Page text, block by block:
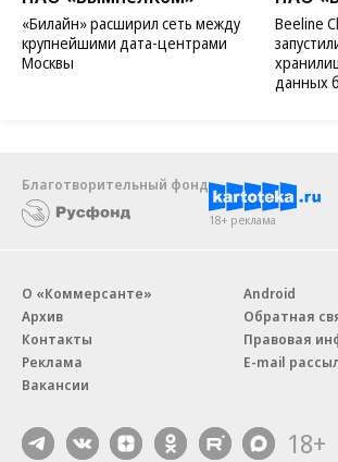
«Билайн» расширил сеть между
крупнейшими дата-центрами
Москвы
Beeline
данных
Благотворительный фонд
18+ реклама
О «Коммерсанте»
Архив
Контакты
Реклама
Вакансии
Android
Обратная
Правовая
E-mail
18+